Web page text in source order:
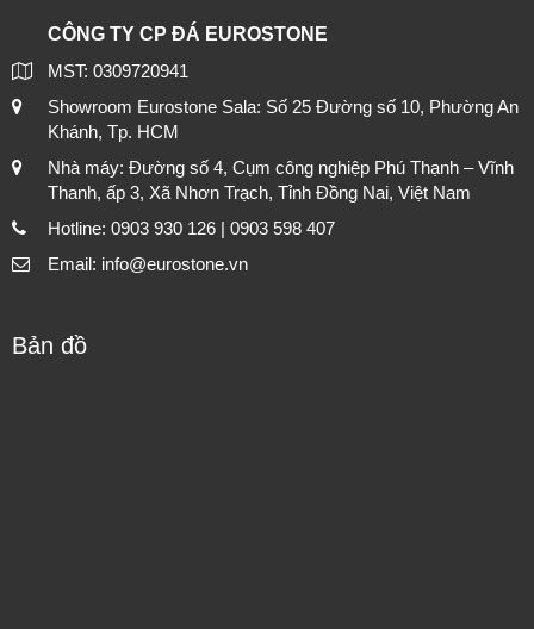
CÔNG TY CP ĐÁ EUROSTONE
MST: 0309720941
Showroom Eurostone Sala: Số 25 Đường số 10, Phường An
Khánh, Tp. HCM
Nhà máy: Đường số 4, Cụm công nghiệp Phú Thạnh – Vĩnh
Thanh, ấp 3, Xã Nhơn Trạch, Tỉnh Đồng Nai, Việt Nam
Hotline: 0903 930 126 | 0903 598 407
Email: info@eurostone.vn
Bản đồ